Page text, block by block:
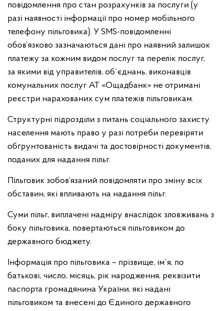
повідомлення про стан розрахунків за послуги (у
разі наявності інформації про номер мобільного
телефону пільговика). У SMS-повідомленні
обов’язково зазначаються дані про наявний залишок
платежу за кожним видом послуг та перелік послуг,
за якими від управителів, об`єднань, виконавців
комунальних послуг АТ «Ощадбанк» не отримані
реєстри нарахованих сум платежів пільговикам.
Структурні підрозділи з питань соціального захисту
населення мають право у разі потреби перевіряти
обґрунтованість видачі та достовірності документів,
поданих для надання пільг.
Пільговик зобов’язаний повідомляти про зміну всіх
обставин, які впливають на надання пільг.
Суми пільг, виплачені надміру внаслідок зловживань з
боку пільговика, повертаються пільговиком до
державного бюджету.
Інформація про пільговика – прізвище, ім`я, по
батькові, число, місяць, рік народження, реквізити
паспорта громадянина України, які надані
пільговиком та внесені до Єдиного державного